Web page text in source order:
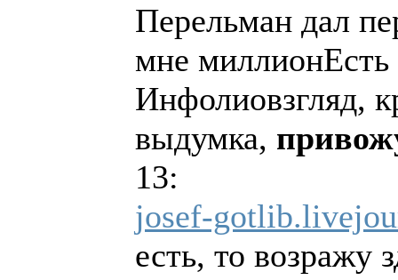
Перельман дал
мне миллионЕсть
Инфолиовзгляд,
выдумка,
13:
josef-
есть, то возражу